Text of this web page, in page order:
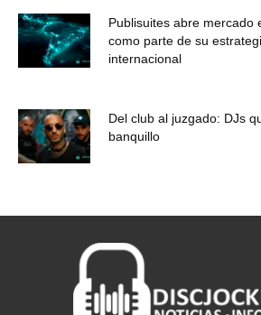
Publisuites abre mercado
como parte de su
internacional
Del club al juzgado: DJs
banquillo